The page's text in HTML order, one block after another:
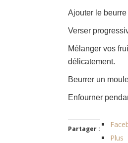
Ajouter le
Verser
Mélanger vos
délicatement.
Beurrer un
Enfourner
Partager :
Plus